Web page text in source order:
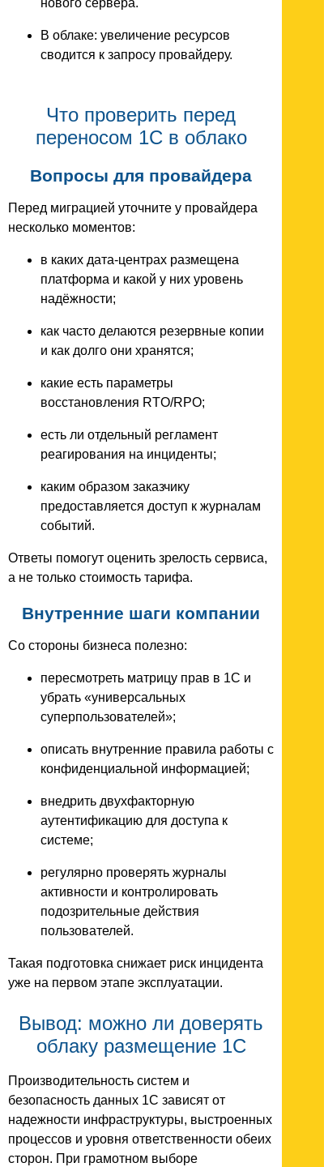
В облаке: увеличение ресурсов
сводится к запросу провайдеру.
Что проверить перед
переносом 1С в облако
Вопросы для провайдера
Перед миграцией уточните у провайдера
несколько моментов:
в каких дата-центрах размещена
платформа и какой у них уровень
надёжности;
как часто делаются резервные копии
и как долго они хранятся;
какие есть параметры
восстановления RTO/RPO;
есть ли отдельный регламент
реагирования на инциденты;
каким образом заказчику
предоставляется доступ к журналам
событий.
Ответы помогут оценить зрелость сервиса,
а не только стоимость тарифа.
Внутренние шаги компании
Со стороны бизнеса полезно:
пересмотреть матрицу прав в 1С и
убрать «универсальных
суперпользователей»;
описать внутренние правила работы с
конфиденциальной информацией;
внедрить двухфакторную
аутентификацию для доступа к
системе;
регулярно проверять журналы
активности и контролировать
подозрительные действия
пользователей.
Такая подготовка снижает риск инцидента
уже на первом этапе эксплуатации.
Вывод: можно ли доверять
облаку размещение 1С
Производительность систем и
безопасность данных 1С зависят от
надежности инфраструктуры, выстроенных
процессов и уровня ответственности обеих
сторон. При грамотном выборе